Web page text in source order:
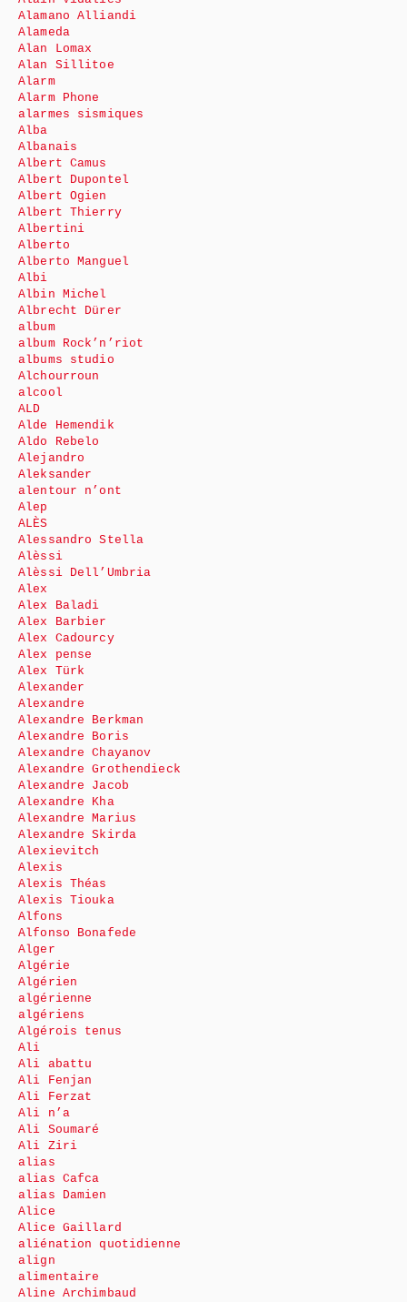
Alamano Alliandi
Alameda
Alan Lomax
Alan Sillitoe
Alarm
Alarm Phone
alarmes sismiques
Alba
Albanais
Albert Camus
Albert Dupontel
Albert Ogien
Albert Thierry
Albertini
Alberto
Alberto Manguel
Albi
Albin Michel
Albrecht Dürer
album
album Rock’n’riot
albums studio
Alchourroun
alcool
ALD
Alde Hemendik
Aldo Rebelo
Alejandro
Aleksander
alentour n’ont
Alep
ALÈS
Alessandro Stella
Alèssi
Alèssi Dell’Umbria
Alex
Alex Baladi
Alex Barbier
Alex Cadourcy
Alex pense
Alex Türk
Alexander
Alexandre
Alexandre Berkman
Alexandre Boris
Alexandre Chayanov
Alexandre Grothendieck
Alexandre Jacob
Alexandre Kha
Alexandre Marius
Alexandre Skirda
Alexievitch
Alexis
Alexis Théas
Alexis Tiouka
Alfons
Alfonso Bonafede
Alger
Algérie
Algérien
algérienne
algériens
Algérois tenus
Ali
Ali abattu
Ali Fenjan
Ali Ferzat
Ali n’a
Ali Soumaré
Ali Ziri
alias
alias Cafca
alias Damien
Alice
Alice Gaillard
aliénation quotidienne
align
alimentaire
Aline Archimbaud